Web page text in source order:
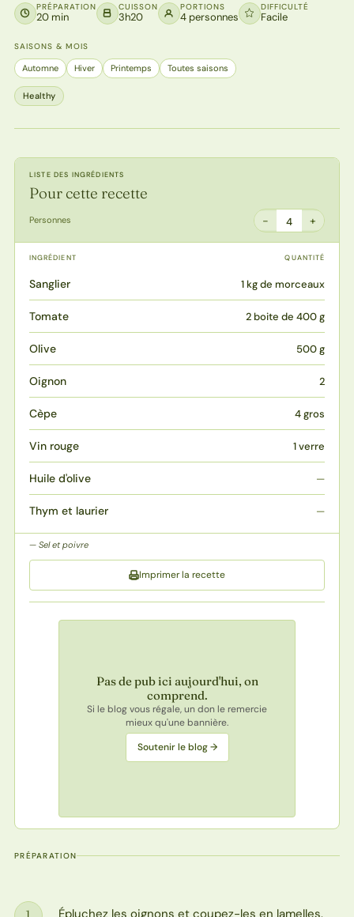
PRÉPARATION
20 min
CUISSON
3h20
PORTIONS
4 personnes
DIFFICULTÉ
Facile
SAISONS & MOIS
Automne Hiver Printemps Toutes saisons
Healthy
LISTE DES INGRÉDIENTS
Pour cette recette
Personnes − 4 +
INGRÉDIENT QUANTITÉ
Sanglier 1 kg de morceaux
Tomate 2 boite de 400 g
Olive 500 g
Oignon 2
Cèpe 4 gros
Vin rouge 1 verre
Huile d'olive —
Thym et laurier —
Sel et poivre
Imprimer la recette
Pas de pub ici aujourd'hui, on
comprend.
Si le blog vous régale, un don le remercie
mieux qu'une bannière.
Soutenir le blog →
PRÉPARATION
Épluchez les oignons et coupez-les en lamelles.